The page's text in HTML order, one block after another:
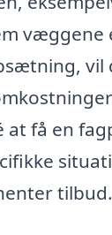
væggene
vil
at få en
tilbud.